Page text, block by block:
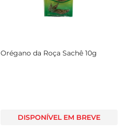
Orégano da Roça Sachê 10g
DISPONÍVEL EM BREVE